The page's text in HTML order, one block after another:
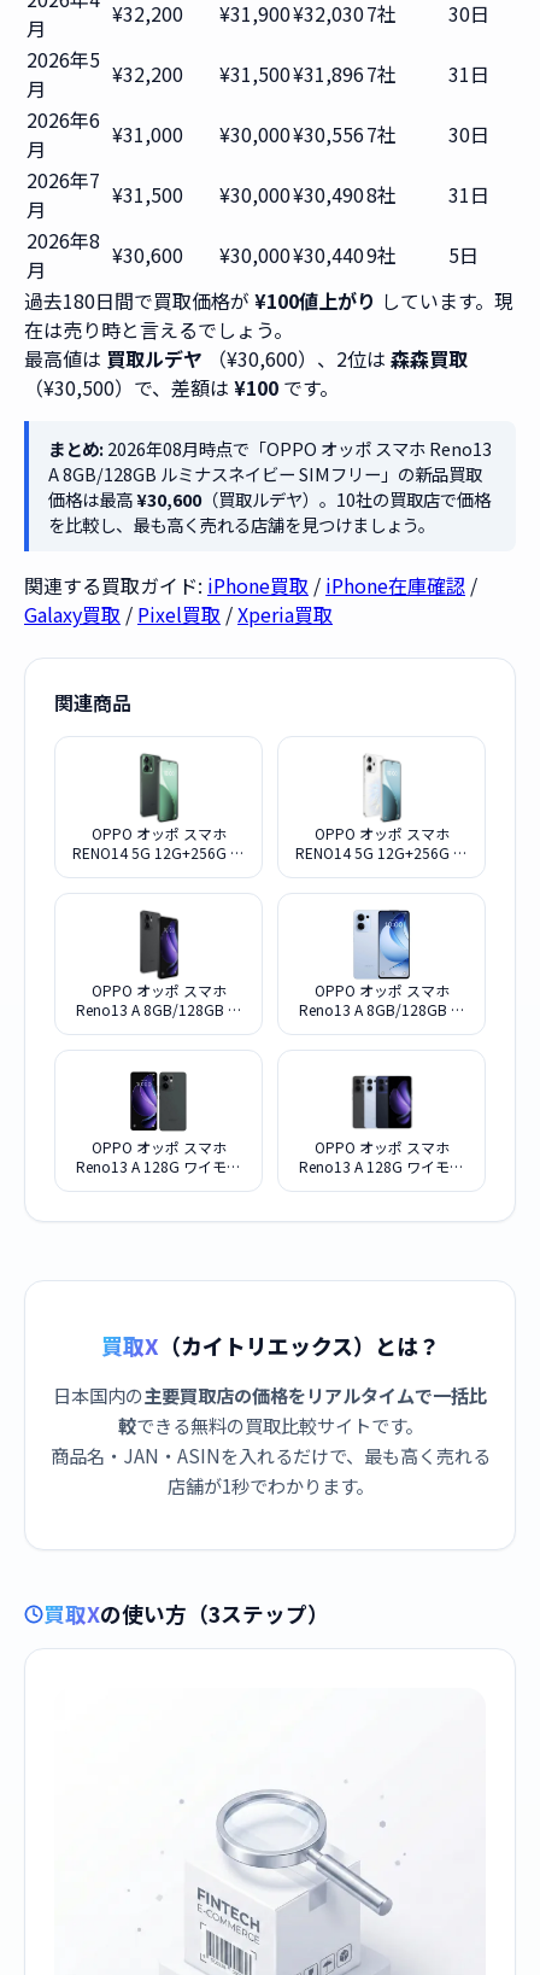
月
¥32,200 ¥31,900¥32,0307社
30日
2026年5
月
¥32,200 ¥31,500¥31,8967社
31日
2026年6
月
¥31,000 ¥30,000¥30,5567社
30日
2026年7
月
¥31,500 ¥30,000¥30,4908社
31日
2026年8
月
¥30,600 ¥30,000¥30,4409社
5日
過去180日間で買取価格が ¥100値上がり しています。現
在は売り時と言えるでしょう。
最高値は 買取ルデヤ （¥30,600）、2位は 森森買取
（¥30,500）で、差額は ¥100 です。
まとめ:2026年08月時点で「OPPO オッポ スマホ Reno13
A 8GB/128GB ルミナスネイビー SIMフリー」の新品買取
価格は最高¥30,600（買取ルデヤ）。10社の買取店で価格
を比較し、最も高く売れる店舗を見つけましょう。
関連する買取ガイド: iPhone買取 / iPhone在庫確認 /
Galaxy買取 / Pixel買取 /Xperia買取
関連商品
OPPO オッポ スマホ
RENO14 5G 12G+256G ル
OPPO オッポ スマホ
RENO14 5G 12G+256G オ
OPPO オッポ スマホ
Reno13 A 8GB/128GB チ
OPPO オッポ スマホ
Reno13 A 8GB/128GB ア
OPPO オッポ スマホ
Reno13 A 128G ワイモバ
OPPO オッポ スマホ
Reno13 A 128G ワイモバ
買取X （カイトリエックス）とは？
日本国内の主要買取店の価格をリアルタイムで一括比
較できる無料の買取比較サイトです。
商品名・JAN・ASINを入れるだけで、最も高く売れる
店舗が1秒でわかります。
買取Xの使い方（3ステップ）